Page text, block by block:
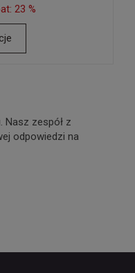
23 %
Nasz zespół z
odpowiedzi na